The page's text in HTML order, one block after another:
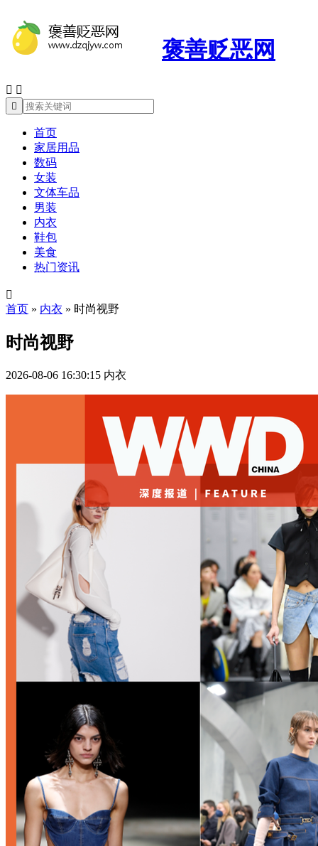
褒善贬恶网
 

首页
家居用品
数码
女装
文体车品
男装
内衣
鞋包
美食
热门资讯

首页 » 内衣 » 时尚视野
时尚视野
2026-08-06 16:30:15 内衣